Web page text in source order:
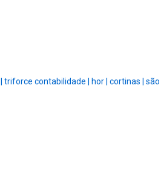
triforce contabilidade | hor | cortinas | são